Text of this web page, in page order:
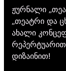
ჟურნალი
„თეატრი და
ახალი
დიზაინით!